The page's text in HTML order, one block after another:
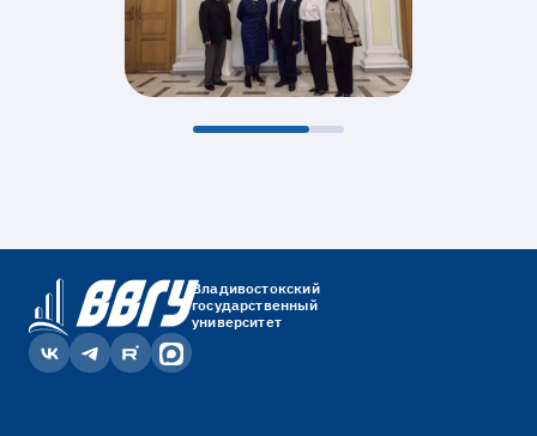
Владивостокский
государственный
университет